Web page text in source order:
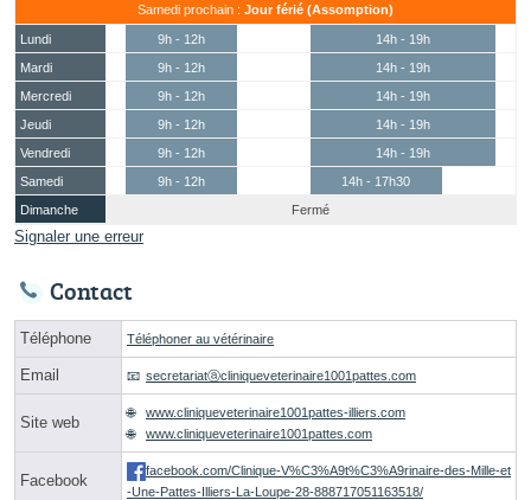
Samedi prochain : Jour férié (Assomption)
Lundi 9h - 12h
14h - 19h
Mardi
9h - 12h
14h - 19h
Mercredi
9h - 12h
14h - 19h
Jeudi
9h - 12h
14h - 19h
Vendredi
9h - 12h
14h - 19h
Samedi
9h - 12h
14h - 17h30
Dimanche
Fermé
Signaler une erreur
Contact
Téléphone Téléphoner au vétérinaire
Email secretariatⓐcliniqueveterinaire1001pattes.com
Site web
www.cliniqueveterinaire1001pattes-illiers.com
www.cliniqueveterinaire1001pattes.com
Facebook
facebook.com/Clinique-V%C3%A9t%C3%A9rinaire-des-Mille-et
-Une-Pattes-Illiers-La-Loupe-28-888717051163518/